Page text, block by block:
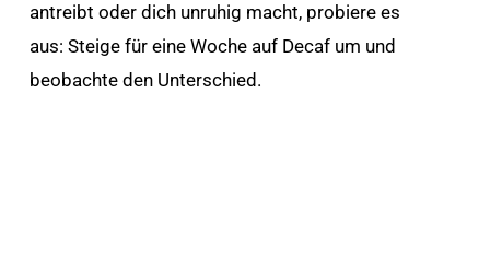
antreibt oder dich unruhig macht, probiere es
aus: Steige für eine Woche auf Decaf um und
beobachte den Unterschied.